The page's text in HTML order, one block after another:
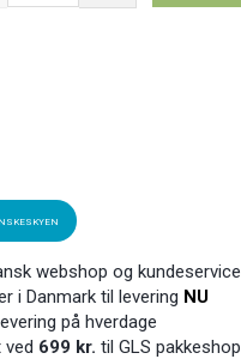
webshop og kundeservice
i Danmark til levering NU
på hverdage
699 kr. til GLS pakkeshop